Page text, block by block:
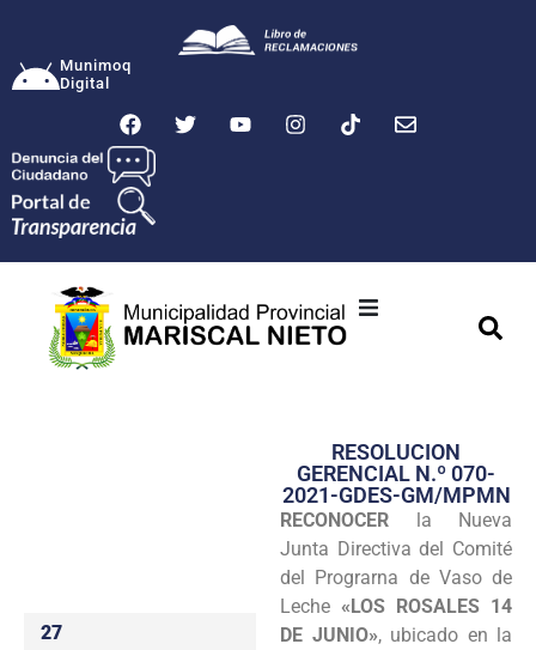
Munimoq
Digital
Transparencia
Seguridad
Programas
Intranet
27
RESOLUCION
GERENCIAL N.º 070-
2021-GDES-GM/MPMN
RECONOCER la Nueva
Junta Directiva del Comité
del Prograrna de Vaso de
Leche «LOS ROSALES 14
DE JUNIO», ubicado en la